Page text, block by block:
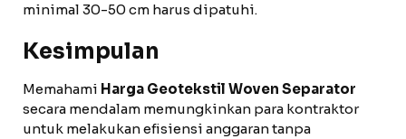
minimal 30-50 cm harus dipatuhi.
Kesimpulan
Memahami Harga Geotekstil Woven Separator
secara mendalam memungkinkan para kontraktor
untuk melakukan efisiensi anggaran tanpa